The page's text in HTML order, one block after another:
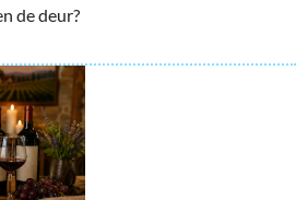
de deur?